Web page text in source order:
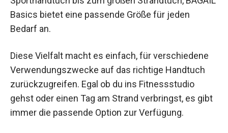
Basics bietet eine passende Größe für jeden
Bedarf an.
Diese Vielfalt macht es einfach, für verschiedene
Verwendungszwecke auf das richtige Handtuch
zurückzugreifen. Egal ob du ins Fitnessstudio
gehst oder einen Tag am Strand verbringst, es gibt
immer die passende Option zur Verfügung.